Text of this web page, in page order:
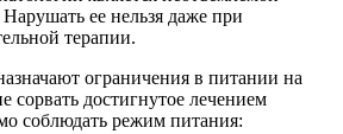
ее нельзя даже при
терапии.
ограничения в питании на
сорвать достигнутое лечением
соблюдать режим питания: